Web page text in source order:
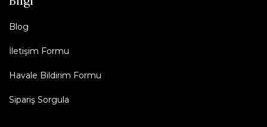
Blog
İletişim Formu
Havale Bildirim Formu
Sipariş Sorgula